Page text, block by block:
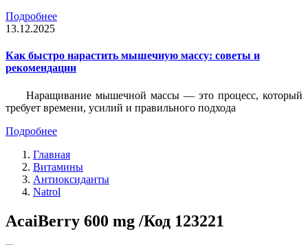
Подробнее
13.12.2025
Как быстро нарастить мышечную массу: советы и
рекомендации
Наращивание мышечной массы — это процесс, который
требует времени, усилий и правильного подхода
Подробнее
Главная
Витамины
Антиоксиданты
Natrol
AcaiBerry 600 mg /Код 123221